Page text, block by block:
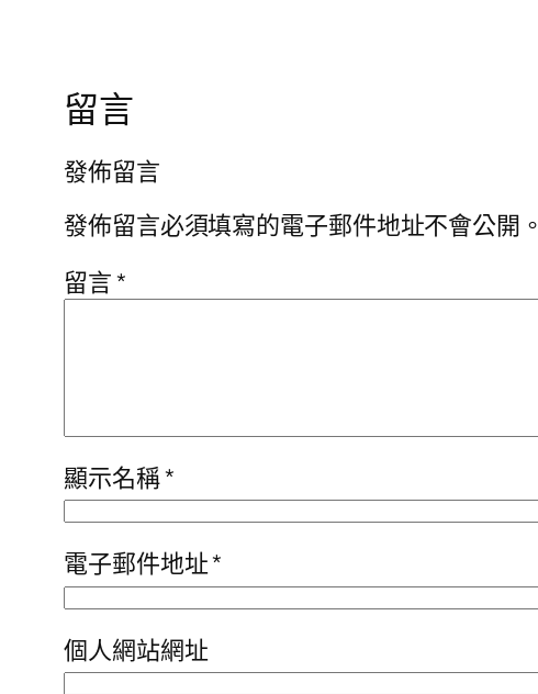
留言
發佈留言
發佈留言必須填寫的電子郵件地址不會公開。
留言*
顯示名稱*
電子郵件地址*
個人網站網址